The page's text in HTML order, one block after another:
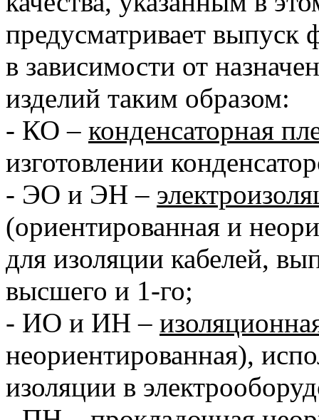
предусматривает выпуск
в зависимости от
изделий таким образом:
- КО – конденсаторная
изготовлении
- ЭО и ЭН –
(ориентированная и
для изоляции кабелей,
высшего и 1-го;
- ИО и ИН –
неориентированная),
изоляции в